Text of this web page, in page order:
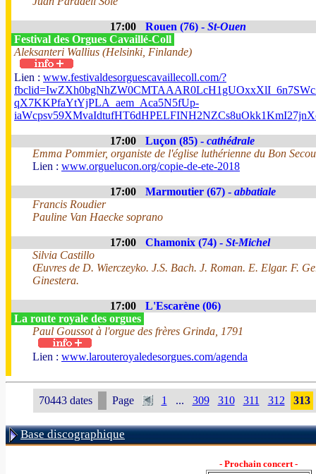
17:00 Rouen (76) - St-Ouen
Festival des Orgues Cavaillé-Coll
Aleksanteri Wallius (Helsinki, Finlande)
Lien : www.festivaldesorguescavaillecoll.com/?
qX7KKPfaYtYjPLA_aem_Aca5N5fUp-
17:00 Luçon (85) - cathédrale
Emma Pommier, organiste de l'église luthérienne du Bon
Lien : www.orguelucon.org/copie-de-ete-2018
17:00 Marmoutier (67) - abbatiale
Francis Roudier
Pauline Van Haecke soprano
17:00 Chamonix (74) - St-Michel
Silvia Castillo
Œuvres de D. Wierczeyko. J.S. Bach. J. Roman. E. Elgar. F.
Ginestera.
17:00
L'Escarène (06)
La route royale des orgues
Paul Goussot à l'orgue des frères Grinda, 1791
Lien : www.larouteroyaledesorgues.com/agenda
70443 dates Page 1 ... 309 310 311 312 313
Base discographique
- Prochain concert -